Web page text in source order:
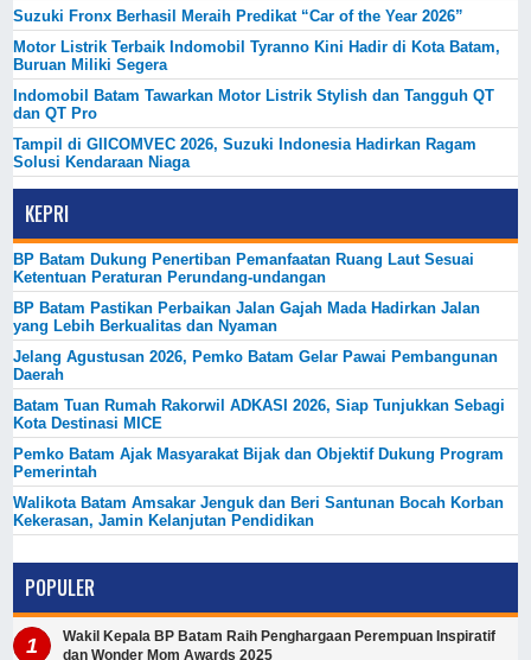
Suzuki Fronx Berhasil Meraih Predikat “Car of the Year 2026”
Motor Listrik Terbaik Indomobil Tyranno Kini Hadir di Kota Batam,
Buruan Miliki Segera
Indomobil Batam Tawarkan Motor Listrik Stylish dan Tangguh QT
dan QT Pro
Tampil di GIICOMVEC 2026, Suzuki Indonesia Hadirkan Ragam
Solusi Kendaraan Niaga
KEPRI
BP Batam Dukung Penertiban Pemanfaatan Ruang Laut Sesuai
Ketentuan Peraturan Perundang-undangan
BP Batam Pastikan Perbaikan Jalan Gajah Mada Hadirkan Jalan
yang Lebih Berkualitas dan Nyaman
Jelang Agustusan 2026, Pemko Batam Gelar Pawai Pembangunan
Daerah
Batam Tuan Rumah Rakorwil ADKASI 2026, Siap Tunjukkan Sebagi
Kota Destinasi MICE
Pemko Batam Ajak Masyarakat Bijak dan Objektif Dukung Program
Pemerintah
Walikota Batam Amsakar Jenguk dan Beri Santunan Bocah Korban
Kekerasan, Jamin Kelanjutan Pendidikan
POPULER
Wakil Kepala BP Batam Raih Penghargaan Perempuan Inspiratif
dan Wonder Mom Awards 2025